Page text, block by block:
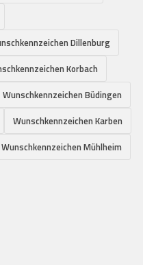
Dillenburg
Korbach
Wunschkennzeichen Büdingen
Wunschkennzeichen Karben
Wunschkennzeichen Mühlheim